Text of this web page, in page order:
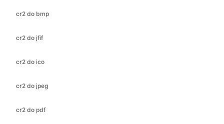
cr2 do ico
cr2 do jpeg
cr2 do pdf
cr2 do png
cr2 do jpg